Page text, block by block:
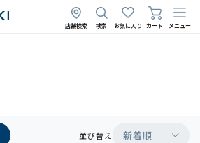
店舗検索 検索 お気に入り カート メニュー
並び替え 新着順